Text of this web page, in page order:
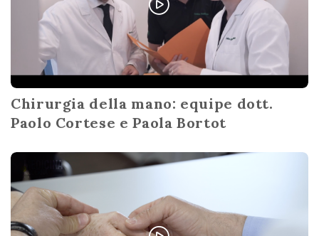
Chirurgia della mano: equipe dott.
Paolo Cortese e Paola Bortot